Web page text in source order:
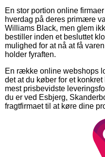
En stor portion online
hverdag på deres primære
Williams Black, men glem
bestiller inden et besluttet
mulighed for at nå at få
holder fyraften.
En række online webshops
det at du køber for et
mest prisbevidste
du er ved Esbjerg,
fragtfirmaet til at køre dine